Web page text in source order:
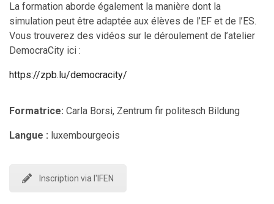
La formation aborde également la manière dont la
simulation peut être adaptée aux élèves de l’EF et de l’ES.
Vous trouverez des vidéos sur le déroulement de l’atelier
DemocraCity ici :
https://zpb.lu/democracity/
Formatrice: Carla Borsi, Zentrum fir politesch Bildung
Langue : luxembourgeois
Inscription via l'IFEN